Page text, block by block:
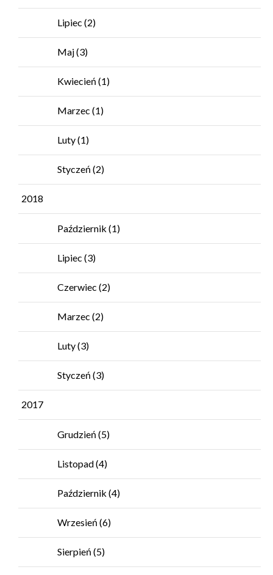
Lipiec (2)
Maj(3)
Kwiecień (1)
Marzec (1)
Luty(1)
Styczeń (2)
2018
Październik (1)
Lipiec (3)
Czerwiec (2)
Marzec (2)
Luty(3)
Styczeń (3)
2017
Grudzień (5)
Listopad(4)
Październik (4)
Wrzesień (6)
Sierpień (5)